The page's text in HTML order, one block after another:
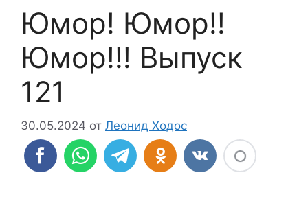
Юмор! Юмор!!
Юмор!!! Выпуск
121
30.05.2024 от Леонид Ходос